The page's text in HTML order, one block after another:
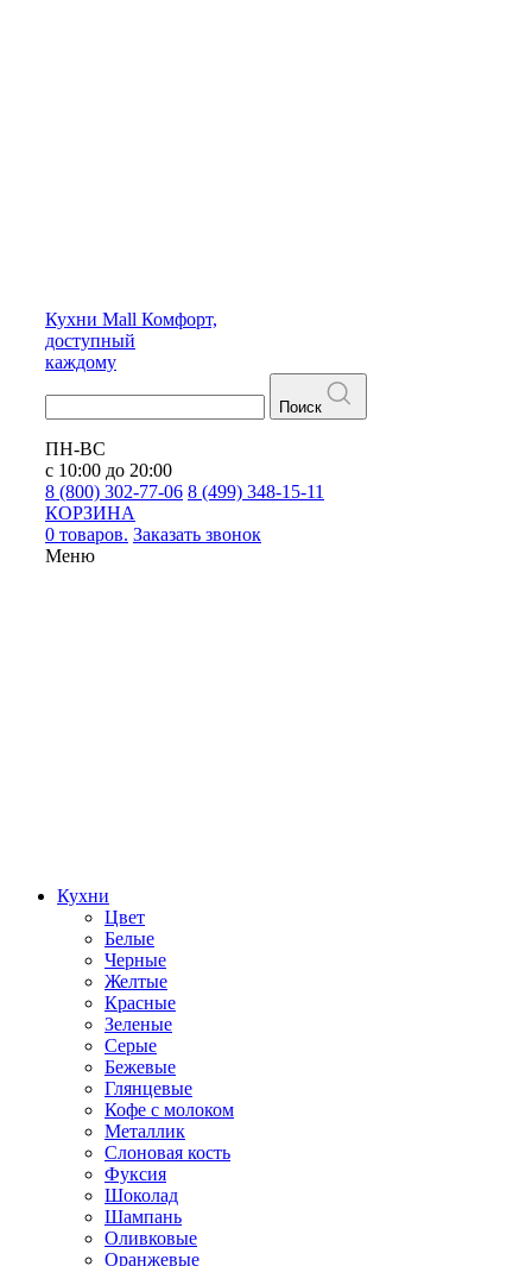
Кухни Mall Комфорт,
доступный
каждому
Поиск
ПН-ВС
с 10:00 до 20:00
8 (800) 302-77-06 8 (499) 348-15-11
КОРЗИНА
0 товаров. Заказать звонок
Меню
Кухни
Цвет
Белые
Черные
Желтые
Красные
Зеленые
Серые
Бежевые
Глянцевые
Кофе с молоком
Металлик
Слоновая кость
Фуксия
Шоколад
Шампань
Оливковые
Оранжевые